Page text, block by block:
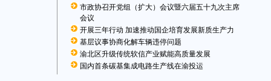
市政协召开党组（扩大）会议暨六届五十九次主席
会议
开展三年行动 加速推动国企培育发展新质生产力
基层议事协商化解车辆违停问题
渝北区升级传统软信产业赋能高质量发展
国内首条碳基集成电路生产线在渝投运